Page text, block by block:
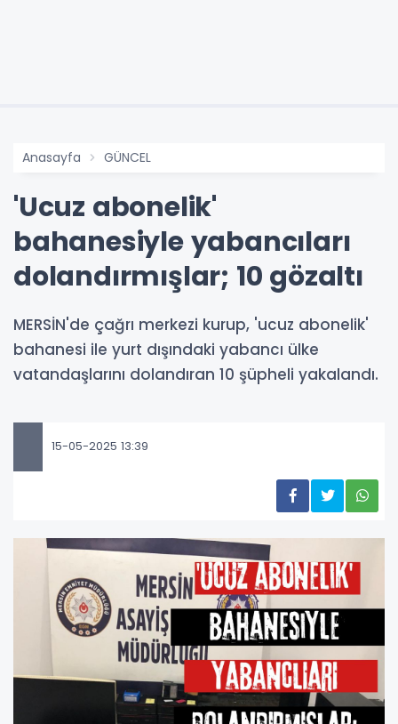
Anasayfa GÜNCEL
'Ucuz abonelik'
bahanesiyle yabancıları
dolandırmışlar; 10 gözaltı
MERSİN'de çağrı merkezi kurup, 'ucuz abonelik'
bahanesi ile yurt dışındaki yabancı ülke
vatandaşlarını dolandıran 10 şüpheli yakalandı.
15-05-2025 13:39